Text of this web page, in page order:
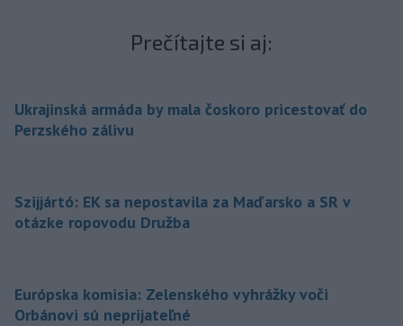
Prečítajte si aj:
Ukrajinská armáda by mala čoskoro pricestovať do
Perzského zálivu
Szijjártó: EK sa nepostavila za Maďarsko a SR v
otázke ropovodu Družba
Európska komisia: Zelenského vyhrážky voči
Orbánovi sú neprijateľné